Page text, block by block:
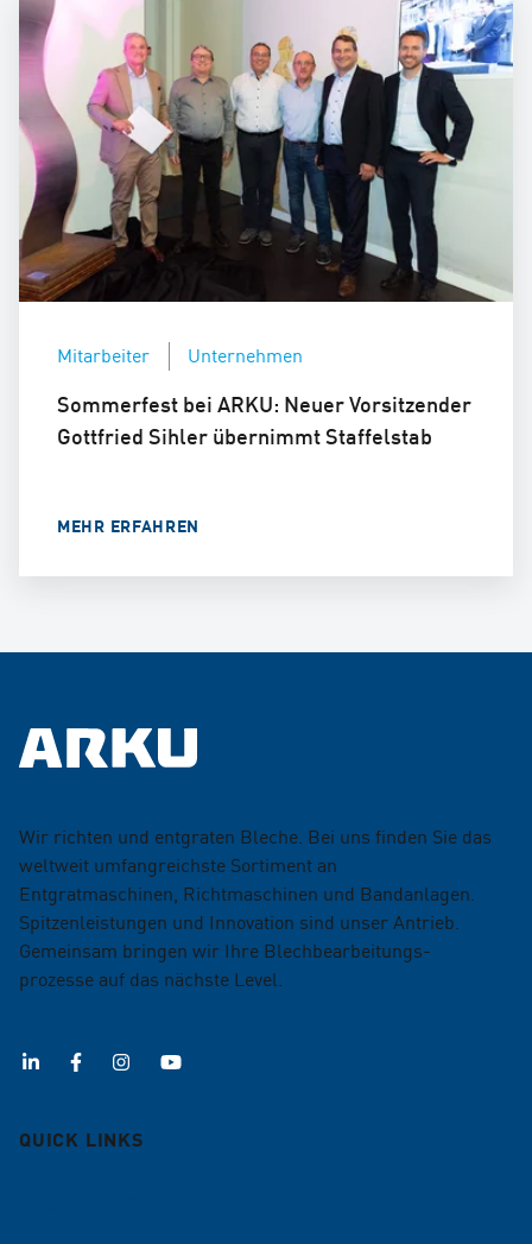
Mitarbeiter Unternehmen
Sommerfest bei ARKU: Neuer Vorsitzender
Gottfried Sihler übernimmt Staffelstab
MEHR ERFAHREN
Wir richten und entgraten Bleche. Bei uns finden Sie das
weltweit umfangreichste Sortiment an
Entgratmaschinen, Richtmaschinen und Bandanlagen.
Spitzenleistungen und Innovation sind unser Antrieb.
Gemeinsam bringen wir Ihre Blechbearbeitungs­
prozesse auf das nächste Level.
QUICK LINKS